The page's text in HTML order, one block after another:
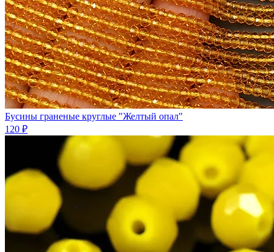
Бусины граненые круглые "Желтый опал"
120 ₽